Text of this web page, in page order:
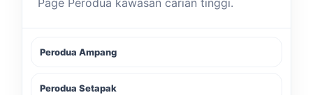
Page Perodua kawasan carian tinggi.
Perodua Ampang
Perodua Setapak